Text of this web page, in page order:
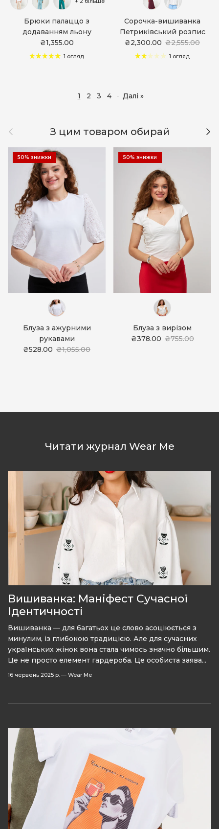
Брюки палаццо з
додаванням льону
₴1,355.00
1 огляд
Сорочка-вишиванка
Петриківський розпис
₴2,300.00 ₴2,555.00
1 огляд
1 2 3 4 · Далі »
Назад З цим товаром обирай
50% знижки
Блуза з ажурними
рукавами
₴528.00 ₴1,055.00
50% знижки
Блуза з вирізом
₴378.00 ₴755.00
Читати журнал Wear Me
Вишиванка: Маніфест Сучасної
Ідентичності
Вишиванка — для багатьох це слово асоціюється з
минулим, із глибокою традицією. Але для сучасних
українських жінок вона стала чимось значно більшим.
Це не просто елемент гардероба. Це особиста заява...
16 червень 2025 р. — Wear Me